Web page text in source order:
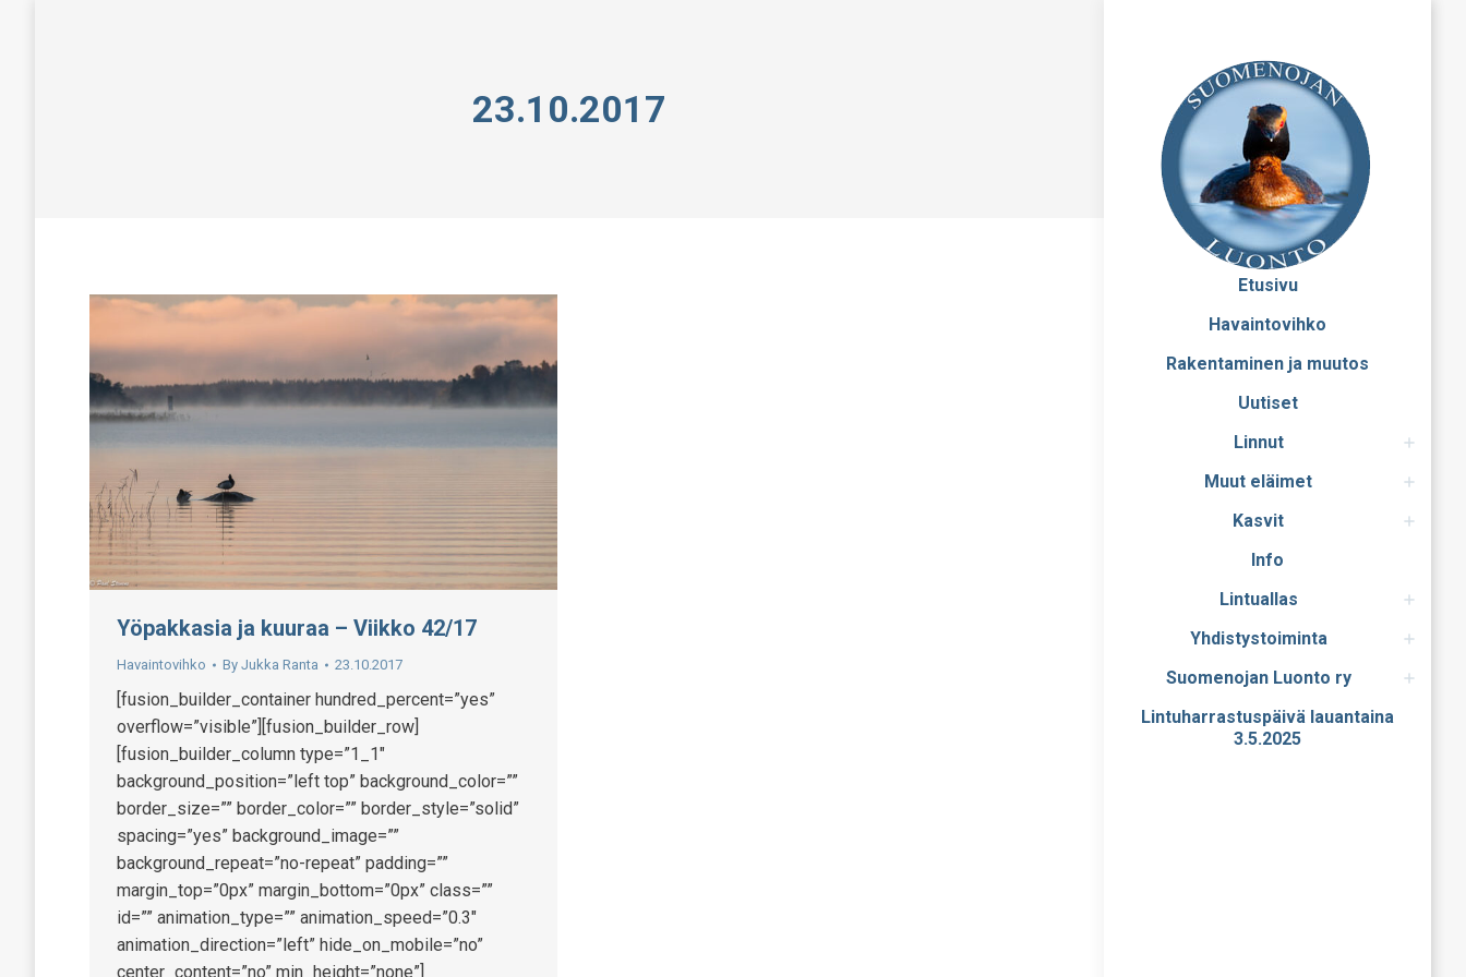
Etusivu
Havaintovihko
Rakentaminen ja muutos
Uutiset
Linnut
Muut eläimet
Kasvit
Info
Lintuallas
Yhdistystoiminta
Suomenojan Luonto ry
Lintuharrastuspäivä lauantaina
3.5.2025
23.10.2017
Yöpakkasia ja kuuraa – Viikko 42/17
Havaintovihko By Jukka Ranta 23.10.2017
[fusion_builder_container hundred_percent=”yes”
overflow=”visible”][fusion_builder_row]
[fusion_builder_column type=”1_1″
background_position=”left top” background_color=””
border_size=”” border_color=”” border_style=”solid”
spacing=”yes” background_image=””
background_repeat=”no-repeat” padding=””
margin_top=”0px” margin_bottom=”0px” class=””
id=”” animation_type=”” animation_speed=”0.3″
animation_direction=”left” hide_on_mobile=”no”
center_content=”no” min_height=”none”]